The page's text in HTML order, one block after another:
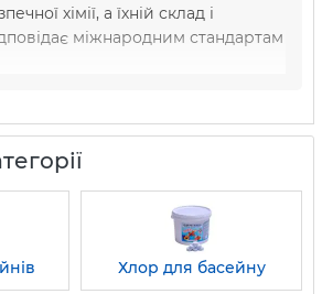
хімії, а їхній склад і
міжнародним стандартам
Хлор для басейну